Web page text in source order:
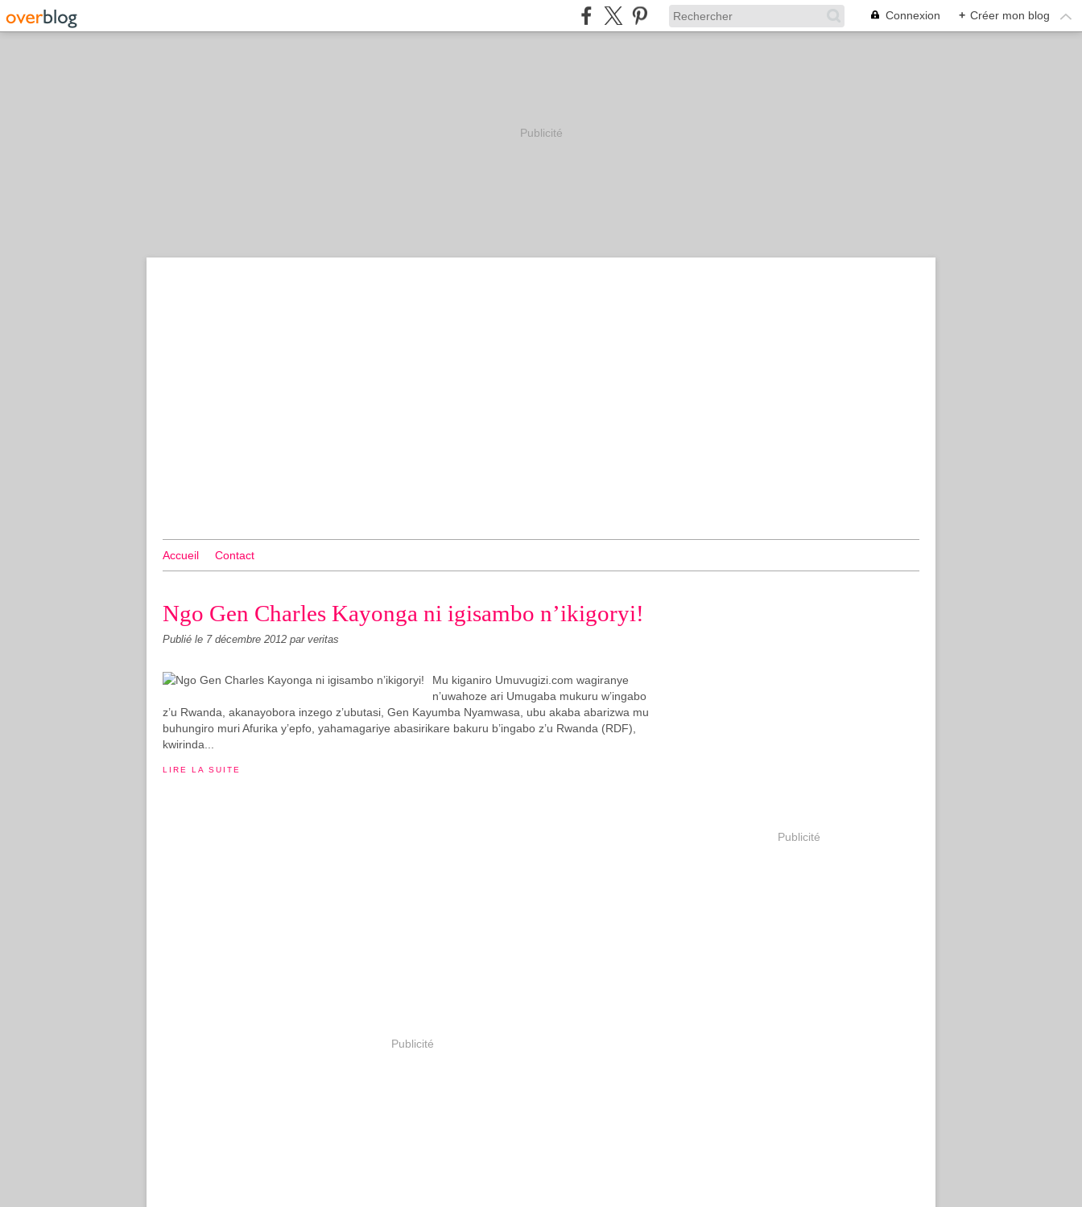
Connexion + Créer mon blog
Publicité
Accueil Contact
Ngo Gen Charles Kayonga ni igisambo n’ikigoryi!
Publié le 7 décembre 2012 par veritas
Mu kiganiro Umuvugizi.com wagiranye
n’uwahoze ari Umugaba mukuru w’ingabo
z’u Rwanda, akanayobora inzego z’ubutasi, Gen Kayumba Nyamwasa, ubu akaba abarizwa mu
buhungiro muri Afurika y’epfo, yahamagariye abasirikare bakuru b’ingabo z’u Rwanda (RDF),
kwirinda...
LIRE LA SUITE
Publicité
Publicité